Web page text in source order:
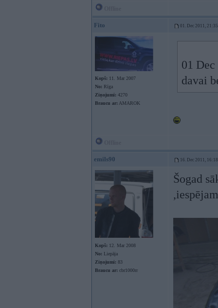
Fito 01. Dec 2011, 21:35
Kopš: 11. Mar 2007
No: Rīga
Ziņojumi: 4270
Braucu ar: AMAROK
01
davai
emils90 16. Dec 2011, 16:18
Kopš: 12. Mar 2008
No: Liepāja
Ziņojumi: 83
Braucu ar: cbr1000rr
Šogad